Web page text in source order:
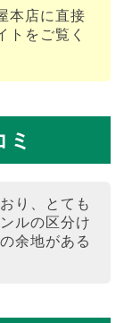
本店に直接
トをご覧く
り、とても
ルの区分け
余地がある